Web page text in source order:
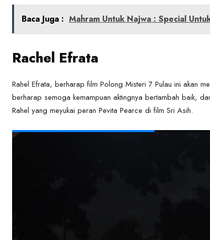
Baca Juga : Mahram Untuk Najwa : Special
Rachel Efrata
Rahel Efrata, berharap film Polong Misteri 7 Pulau ini akan
berharap semoga kemampuan aktingnya bertambah baik,
Rahel yang meyukai peran Pevita Pearce di film Sri Asih.